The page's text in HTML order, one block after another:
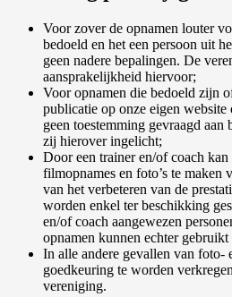
Voor zover de opnamen louter
bedoeld en het een persoon uit
geen nadere bepalingen. De
aansprakelijkheid hiervoor;
Voor opnamen die bedoeld zijn
publicatie op onze eigen
geen toestemming gevraagd
zij hierover ingelicht;
Door een trainer en/of coach
filmopnames en foto’s te maken
van het verbeteren van de
worden enkel ter beschikking
en/of coach aangewezen
opnamen kunnen echter
In alle andere gevallen van foto-
goedkeuring te worden
vereniging.